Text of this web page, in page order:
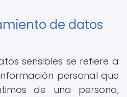
de datos
sensibles se refiere a
personal que
de una persona,